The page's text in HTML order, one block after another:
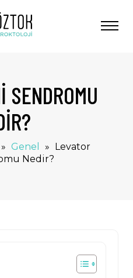
SENDROMU
» Genel » Levator
Nedir?